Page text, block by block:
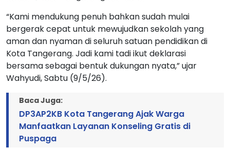
“Kami mendukung penuh bahkan sudah mulai
bergerak cepat untuk mewujudkan sekolah yang
aman dan nyaman di seluruh satuan pendidikan di
Kota Tangerang. Jadi kami tadi ikut deklarasi
bersama sebagai bentuk dukungan nyata,” ujar
Wahyudi, Sabtu (9/5/26).
Baca Juga:
DP3AP2KB Kota Tangerang Ajak Warga
Manfaatkan Layanan Konseling Gratis di
Puspaga